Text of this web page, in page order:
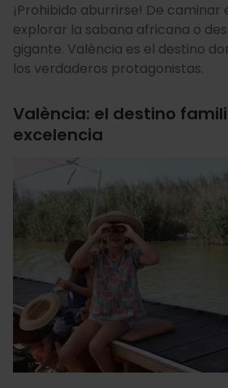
¡Prohibido aburrirse! De
explorar la sabana africana o
gigante. València es el destino
los verdaderos protagonistas.
València: el destino
excelencia